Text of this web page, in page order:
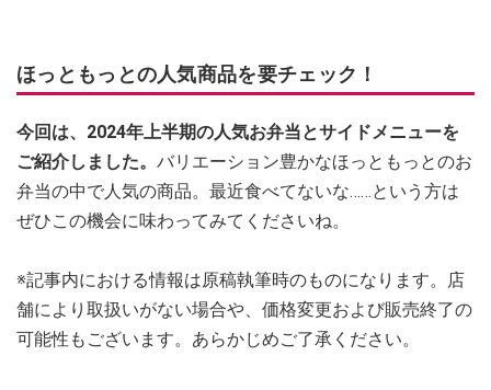
ほっともっとの人気商品を要チェック！
今回は、2024年上半期の人気お弁当とサイドメニューを
ご紹介しました。 バリエーション豊かなほっともっとのお
弁当の中で人気の商品。最近食べてないな……という方は
ぜひこの機会に味わってみてくださいね。
※記事内における情報は原稿執筆時のものになります。店
舗により取扱いがない場合や、価格変更および販売終了の
可能性もございます。あらかじめご了承ください。